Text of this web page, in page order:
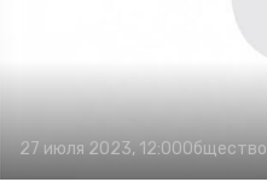
27 июля 2023, 12:00Общество